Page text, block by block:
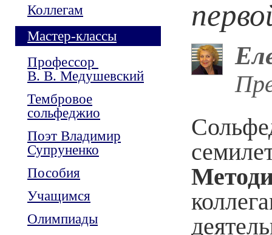
Коллегам
Мастер-классы
Профессор
В. В. Медушевский
Тембровое
сольфеджио
Поэт Владимир
Супруненко
Пособия
Учащимся
Олимпиады